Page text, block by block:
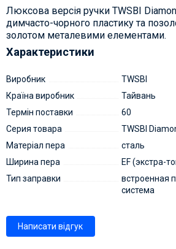
Люксова версія ручки TWSBI
димчасто-чорного пластику та
золотом металевими елементами.
Характеристики
Виробник
TWSBI
Країна виробник
Тайвань
Термін поставки
60
Серия товара
TWSBI
Матеріал пера
сталь
Ширина пера
EF (экстра-
Тип заправки
встроенная
система
Написати відгук